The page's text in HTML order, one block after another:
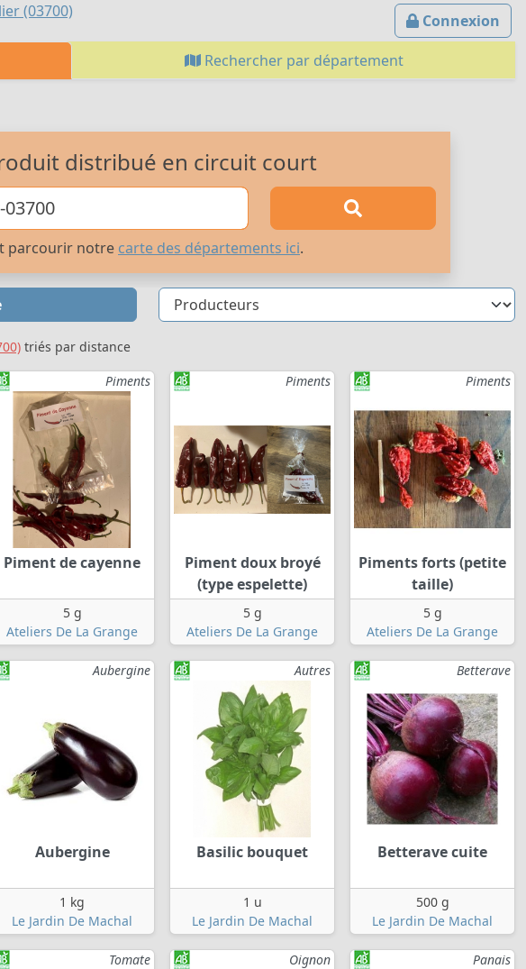
Connexion
(03700)
Rechercher par département
distribué en circuit court
parcourir notre carte des départements ici.
triés par distance
Piments
Piment de cayenne
5 g
Ateliers De La Grange
Piments
Piment doux broyé
(type espelette)
5 g
Ateliers De La Grange
Piments
Piments forts (petite
taille)
5 g
Ateliers De La Grange
Aubergine
Aubergine
1 kg
Le Jardin De Machal
Autres
Basilic bouquet
1 u
Le Jardin De Machal
Betterave
Betterave cuite
500 g
Le Jardin De Machal
Tomate Oignon Panais